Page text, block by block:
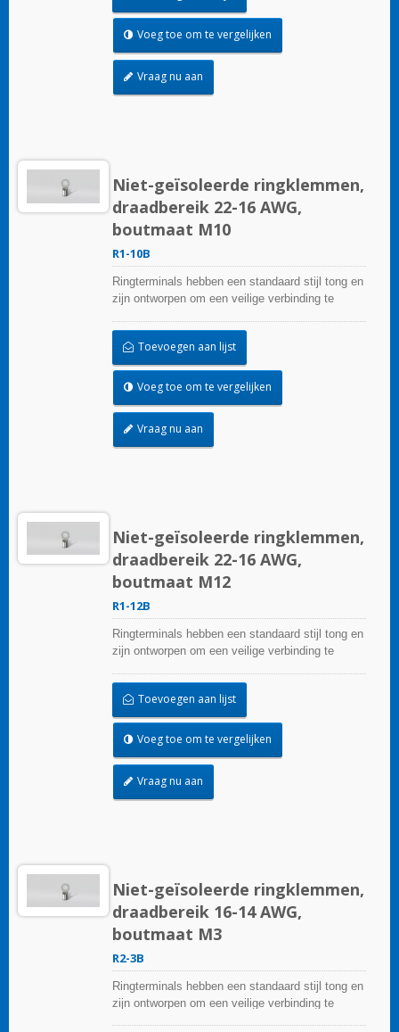
Voeg toe om te vergelijken
Vraag nu aan
Niet-geïsoleerde ringklemmen,
draadbereik 22-16 AWG,
boutmaat M10
R1-10B
Ringterminals hebben een standaard stijl tong en
zijn ontworpen om een veilige verbinding te
Toevoegen aan lijst
Voeg toe om te vergelijken
Vraag nu aan
Niet-geïsoleerde ringklemmen,
draadbereik 22-16 AWG,
boutmaat M12
R1-12B
Ringterminals hebben een standaard stijl tong en
zijn ontworpen om een veilige verbinding te
Toevoegen aan lijst
Voeg toe om te vergelijken
Vraag nu aan
Niet-geïsoleerde ringklemmen,
draadbereik 16-14 AWG,
boutmaat M3
R2-3B
Ringterminals hebben een standaard stijl tong en
zijn ontworpen om een veilige verbinding te